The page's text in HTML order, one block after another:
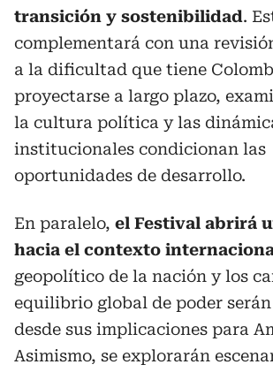
transición y sostenibilidad.
complementará con una
a la dificultad que tiene
proyectarse a largo plazo,
la cultura política y las
institucionales condicionan las
oportunidades de desarrollo.
En paralelo, el Festival abrirá
hacia el contexto
geopolítico de la nación y los
equilibrio global de poder
desde sus implicaciones para
Asimismo, se explorarán